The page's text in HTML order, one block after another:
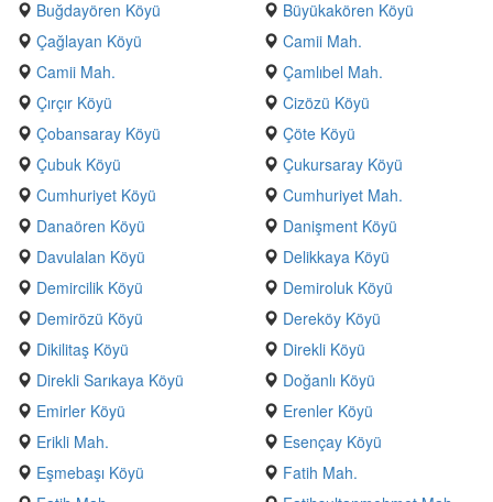
Buğdayören Köyü
Büyükakören Köyü
Çağlayan Köyü
Camii Mah.
Camii Mah.
Çamlıbel Mah.
Çırçır Köyü
Cizözü Köyü
Çobansaray Köyü
Çöte Köyü
Çubuk Köyü
Çukursaray Köyü
Cumhuriyet Köyü
Cumhuriyet Mah.
Danaören Köyü
Danişment Köyü
Davulalan Köyü
Delikkaya Köyü
Demircilik Köyü
Demiroluk Köyü
Demirözü Köyü
Dereköy Köyü
Dikilitaş Köyü
Direkli Köyü
Direkli Sarıkaya Köyü
Doğanlı Köyü
Emirler Köyü
Erenler Köyü
Erikli Mah.
Esençay Köyü
Eşmebaşı Köyü
Fatih Mah.